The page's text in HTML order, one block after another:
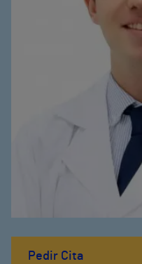
Pedir Cita